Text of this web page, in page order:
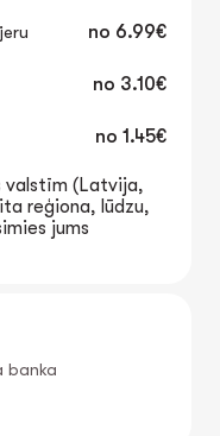
no 6.99€
no 3.10€
no 1.45€
valstīm (Latvija,
reģiona, lūdzu,
jums
banka